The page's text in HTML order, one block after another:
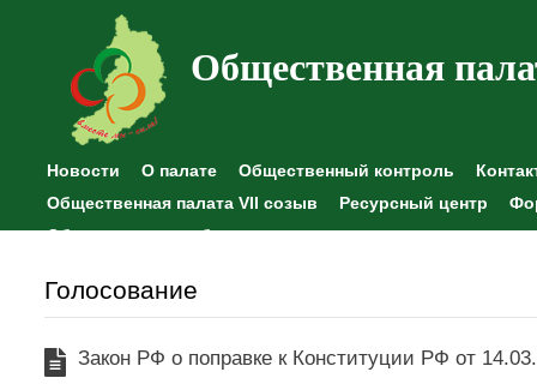
Общественная
Новости О палате Общественный контроль
Общественная палата VII созыв
Ресурсный центр
Общественные наблюдения
Голосование
Закон РФ о поправке к Конституции РФ от